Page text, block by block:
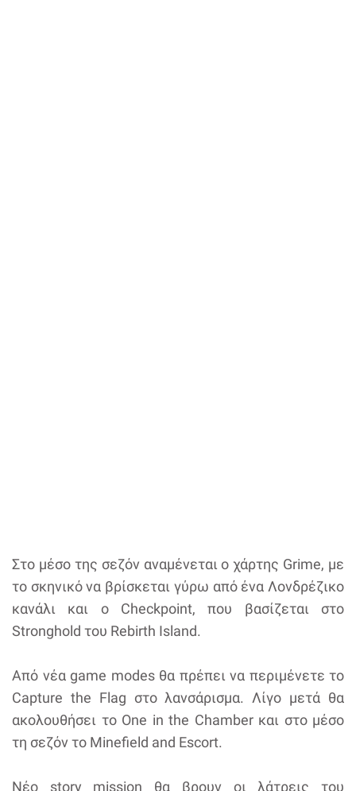
Στο μέσο της σεζόν αναμένεται ο χάρτης Grime, με
το σκηνικό να βρίσκεται γύρω από ένα Λονδρέζικο
κανάλι και ο Checkpoint, που βασίζεται στο
Stronghold του Rebirth Island.
Από νέα game modes θα πρέπει να περιμένετε το
Capture the Flag στο λανσάρισμα. Λίγο μετά θα
ακολουθήσει το One in the Chamber και στο μέσο
τη σεζόν το Minefield and Escort.
Νέο story mission θα βρουν οι λάτρεις του